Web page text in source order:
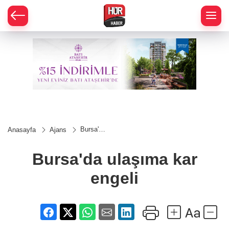
Anasayfa Ajans
Bursa'da
engeli
Bursa'da ulaşıma kar
engeli